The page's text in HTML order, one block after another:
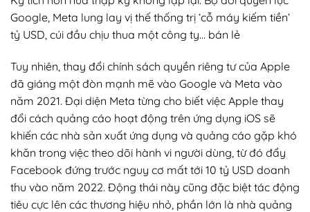
Google, Meta lung lay vị thế thống trị ‘cỗ máy kiếm tiền’
tỷ USD, cúi đầu chịu thua một công ty… bán lẻ
Tuy nhiên, thay đổi chính sách quyền riêng tư của Apple
đã giáng một đòn mạnh mẽ vào Google và Meta vào
năm 2021. Đại diện Meta từng cho biết việc Apple thay
đổi cách quảng cáo hoạt động trên ứng dụng iOS sẽ
khiến các nhà sản xuất ứng dụng và quảng cáo gặp khó
khăn trong việc theo dõi hành vi người dùng, từ đó đẩy
Facebook đứng trước nguy cơ mất tới 10 tỷ USD doanh
thu vào năm 2022. Động thái này cũng đặc biệt tác động
tiêu cực lên các thương hiệu nhỏ, phần lớn là nhà quảng